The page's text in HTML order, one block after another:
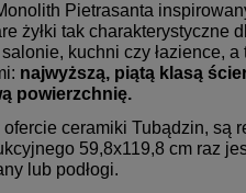
Pietrasanta
żyłki tak charakterystyczne
kuchni czy łazience,
najwyższą, piątą klasą
powierzchnię.
ceramiki Tubądzin, są
59,8x119,8 cm raz
lub podłogi.